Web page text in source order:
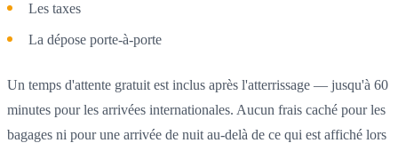
Les taxes
La dépose porte-à-porte
Un temps d'attente gratuit est inclus après l'atterrissage — jusqu'à 60
minutes pour les arrivées internationales. Aucun frais caché pour les
bagages ni pour une arrivée de nuit au-delà de ce qui est affiché lors